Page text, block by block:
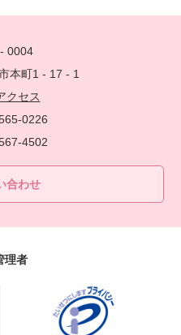
0004
本町1 - 17 - 1
クセス
0226
4502
合わせ
理者